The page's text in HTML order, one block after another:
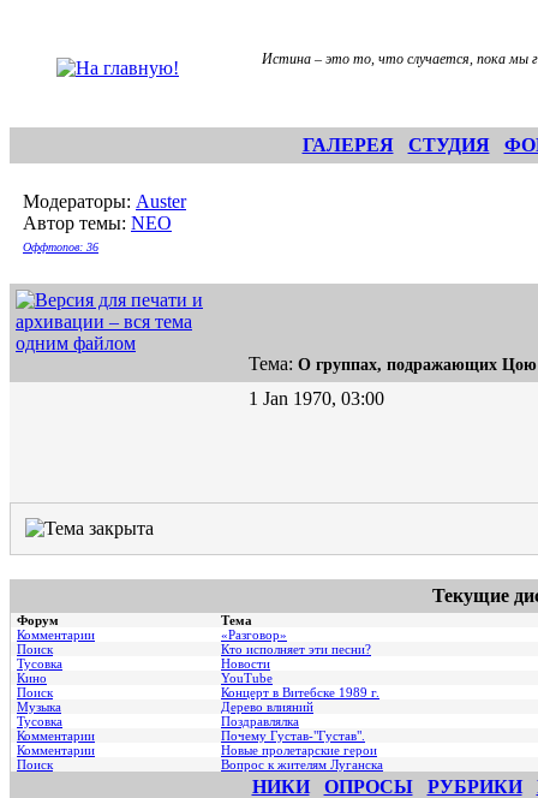
Истина – это то, что случается, пока мы
ГАЛЕРЕЯ СТУДИЯ
Модераторы: Auster
Автор темы: NEO
Оффтопов: 36
Тема: О группах, подражающих Цою
1 Jan 1970, 03:00
Текущие
Форум
Тема
Комментарии
«Разговор»
Поиск
Кто исполняет эти песни?
Тусовка
Новости
Кино
YouTube
Поиск
Концерт в Витебске 1989 г.
Музыка
Дерево влияний
Тусовка
Поздравлялка
Комментарии
Почему Густав-"Густав".
Комментарии
Hовые пролетарские герои
Поиск
Вопрос к жителям Луганска
НИКИ ОПРОСЫ РУБРИКИ